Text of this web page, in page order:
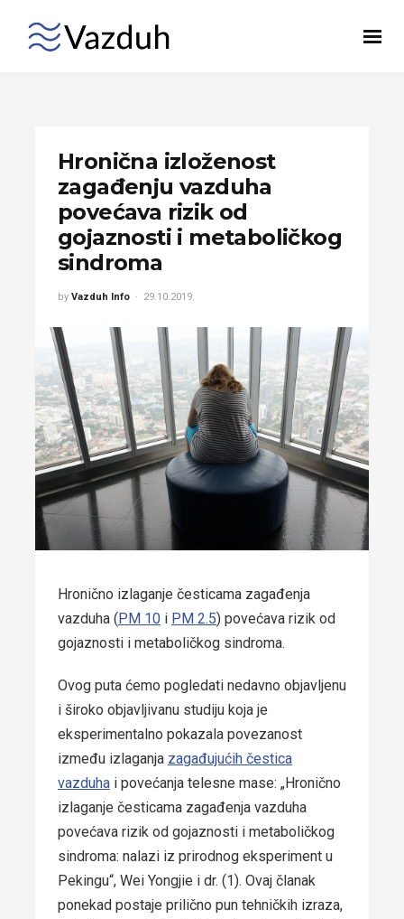
Hronična izloženost
zagađenju vazduha
povećava rizik od
gojaznosti i metaboličkog
sindroma
by Vazduh Info 29.10.2019.
Hronično izlaganje česticama zagađenja
vazduha (PM 10 i PM 2.5) povećava rizik od
gojaznosti i metaboličkog sindroma.
Ovog puta ćemo pogledati nedavno objavljenu
i široko objavljivanu studiju koja je
eksperimentalno pokazala povezanost
između izlaganja zagađujućih čestica
vazduha i povećanja telesne mase: „Hronično
izlaganje česticama zagađenja vazduha
povećava rizik od gojaznosti i metaboličkog
sindroma: nalazi iz prirodnog eksperiment u
Pekingu“, Wei Yongjie i dr. (1). Ovaj članak
ponekad postaje prilično pun tehničkih izraza,